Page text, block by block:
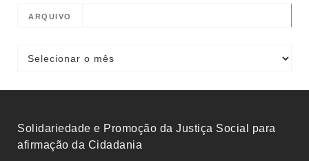
ARQUIVO
Solidariedade e Promoção da Justiça Social para
afirmação da Cidadania